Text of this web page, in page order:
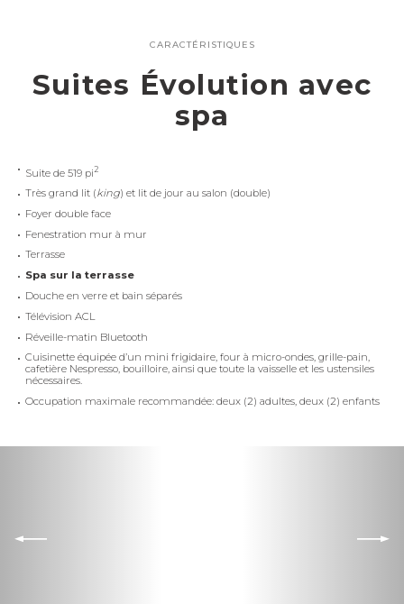
CARACTÉRISTIQUES
Suites Évolution avec
spa
Suite de 519 pi2
Très grand lit (king) et lit de jour au salon (double)
Foyer double face
Fenestration mur à mur
Terrasse
Spa sur la terrasse
Douche en verre et bain séparés
Télévision ACL
Réveille-matin Bluetooth
Cuisinette équipée d’un mini frigidaire, four à micro-ondes, grille-pain,
cafetière Nespresso, bouilloire, ainsi que toute la vaisselle et les ustensiles
nécessaires.
Occupation maximale recommandée: deux (2) adultes, deux (2) enfants